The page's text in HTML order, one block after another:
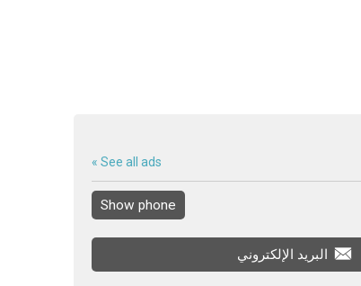
See all ads »
Show phone
البريد الإلكتروني